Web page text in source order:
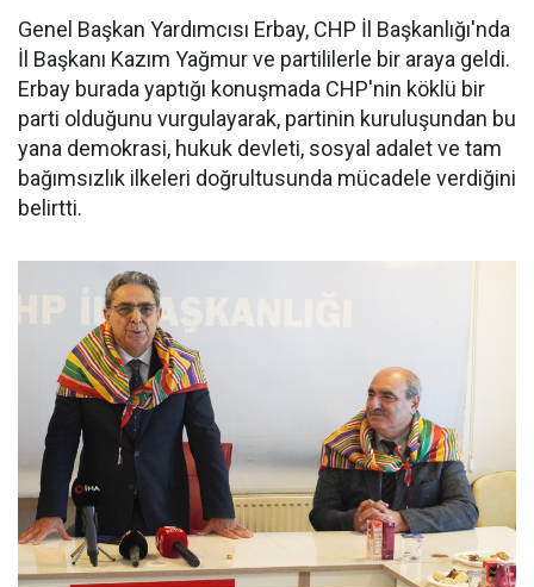
Genel Başkan Yardımcısı Erbay, CHP İl Başkanlığı'nda
İl Başkanı Kazım Yağmur ve partililerle bir araya geldi.
Erbay burada yaptığı konuşmada CHP'nin köklü bir
parti olduğunu vurgulayarak, partinin kuruluşundan bu
yana demokrasi, hukuk devleti, sosyal adalet ve tam
bağımsızlık ilkeleri doğrultusunda mücadele verdiğini
belirtti.